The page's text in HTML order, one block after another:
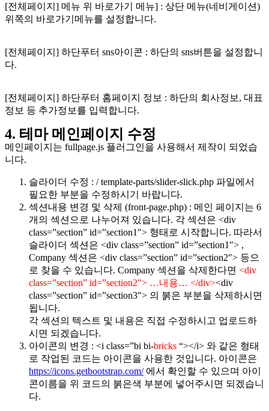
[전체페이지] 메뉴 위 바로가기 메뉴] : 상단 메뉴(네비게이션)
위쪽의 바로가기메뉴를 설정합니다.
[전체페이지] 하단푸터 sns아이콘 : 하단의 sns버튼을 설정합니
다.
[전체페이지] 하단푸터 홈페이지 정보 : 하단의 회사정보, 대표
정보 등 추가정보를 입력합니다.
4. 테마 메인페이지 수정
메인페이지는 fullpage.js 플러그인을 사용해서 제작이 되었습
니다.
슬라이더 수정 : / template-parts/slider-slick.php 파일에서
필요한 부분을 수정하시기 바랍니다.
섹션내용 변경 및 삭제 (front-page.php) : 메인 페이지는 6
개의 섹션으로 나누어져 있습니다. 각 섹션은 <div
class=”section” id=”section1″> 형태로 시작합니다. 따라서
슬라이더 섹션은 <div class=”section” id=”section1″> ,
Company 섹션은 <div class=”section” id=”section2″> 등으
로 찾을 수 있습니다. Company 섹션을 삭제한다면 <div
class=”section” id=”section2″> …내용… </div><div
class=”section” id=”section3″> 의 붉은 부분을 삭제하시면
됩니다.
각 섹션의 텍스트 및 내용은 직접 수정하시고 업로드하
시면 되겠습니다.
아이콘의 변경 : <i class=”bi bi-bricks “></i> 와 같은 형태
로 작업된 코드는 아이콘을 사용한 것입니다. 아이콘은
https://icons.getbootstrap.com/에서 확인할 수 있으며 아이
콘이름을 위 코드의 붉은색 부분에 넣어주시면 되겠습니
다.